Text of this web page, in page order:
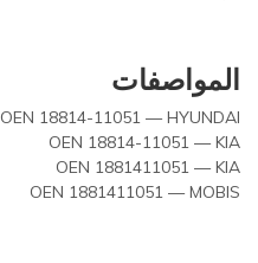
المواصفات
OEN 18814-11051 — HYUNDAI
OEN 18814-11051 — KIA
OEN 1881411051 — KIA
OEN 1881411051 — MOBIS